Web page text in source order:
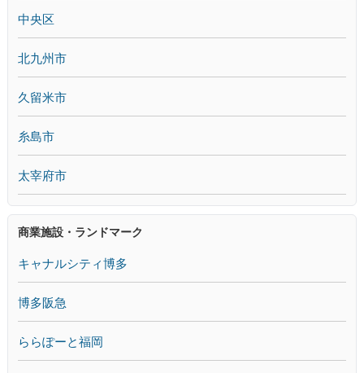
中央区
北九州市
久留米市
糸島市
太宰府市
商業施設・ランドマーク
キャナルシティ博多
博多阪急
ららぽーと福岡